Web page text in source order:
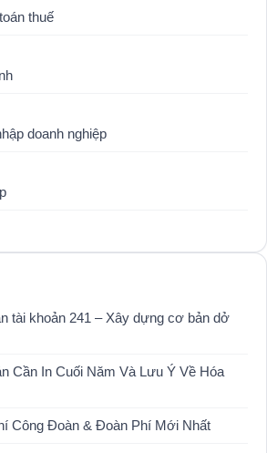
thuế
doanh nghiệp
tài khoản 241 – Xây dựng cơ bản dở
Cần In Cuối Năm Và Lưu Ý Về Hóa
Công Đoàn & Đoàn Phí Mới Nhất